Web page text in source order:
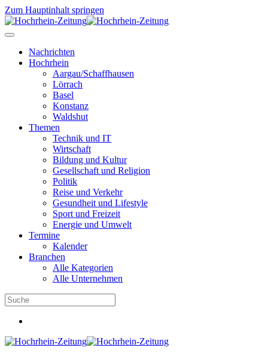
Zum Hauptinhalt springen
Nachrichten
Hochrhein
Aargau/Schaffhausen
Lörrach
Basel
Konstanz
Waldshut
Themen
Technik und IT
Wirtschaft
Bildung und Kultur
Gesellschaft und Religion
Politik
Reise und Verkehr
Gesundheit und Lifestyle
Sport und Freizeit
Energie und Umwelt
Termine
Kalender
Branchen
Alle Kategorien
Alle Unternehmen